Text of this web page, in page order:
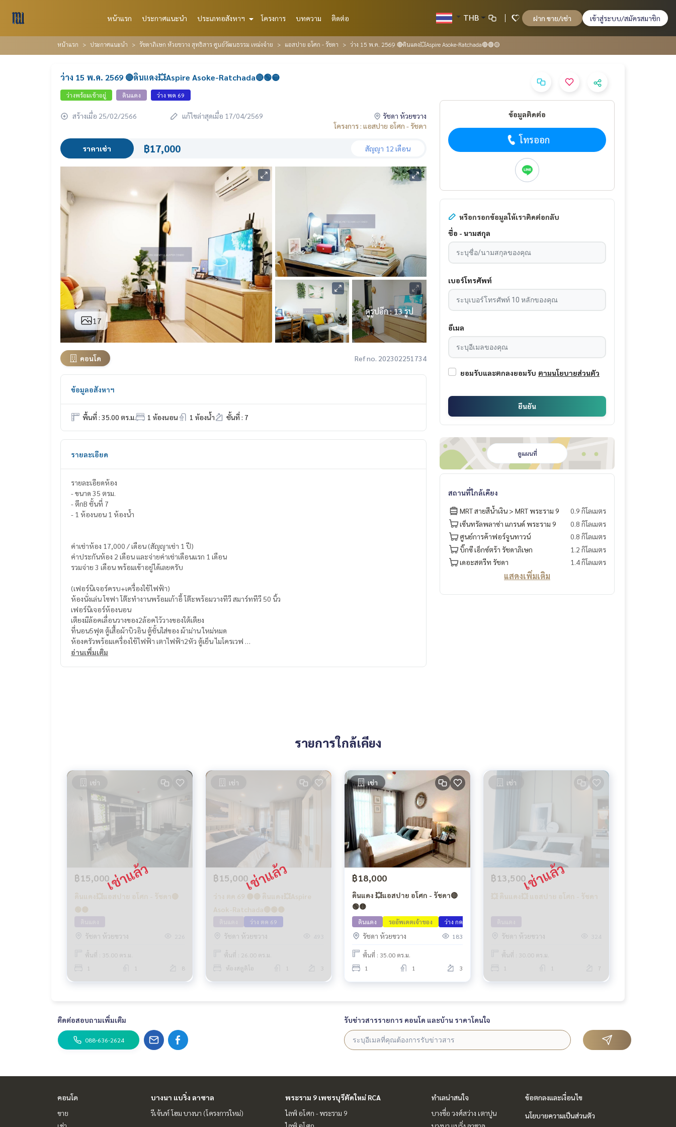
หน้าแรก ประกาศแนะนำ ประเภทอสังหาฯ โครงการ บทความ ติดต่อ THB ฝาก ขาย/เช่า เข้าสู่ระบบ/สมัครสมาชิก
หน้าแรก ประกาศแนะนำ รัชดาภิเษก ห้วยขวาง สุทธิสาร ศูนย์วัฒนธรรม เหม่งจ๋าย แอสปาย อโศก - รัชดา ว่าง 15 พ.ค. 2569 🔴ดินแดง💥Aspire Asoke-Ratchada🔴🟢🟡
ว่าง 15 พ.ค. 2569 🔴ดินแดง💥Aspire Asoke-Ratchada🔴🟢🟡
ว่างพร้อมเข้าอยู่ ดินแดง ว่าง พค 69
สร้างเมื่อ 25/02/2566 แก้ไขล่าสุดเมื่อ 17/04/2569
รัชดา ห้วยขวาง
โครงการ : แอสปาย อโศก - รัชดา
ราคาเช่า ฿17,000 สัญญา 12 เดือน
17
ดูรูปอีก : 13 รูป
คอนโด Ref no. 202302251734
ข้อมูลอสังหาฯ
พื้นที่ : 35.00 ตร.ม. 1 ห้องนอน 1 ห้องน้ำ ชั้นที่ : 7
รายละเอียด
รายละเอียดห้อง
- ขนาด 35 ตรม.
- ตึกB ชั้นที่ 7
- 1 ห้องนอน 1 ห้องน้ำ
ค่าเช่าห้อง 17,000 / เดือน (สัญญาเช่า 1 ปี)
ค่าประกันห้อง 2 เดือน และจ่ายค่าเช่าเดือนแรก 1 เดือน
รวมจ่าย 3 เดือน พร้อมเข้าอยู่ได้เลยครับ
(เฟอร์นิเจอร์ครบ+เครื่องใช้ไฟฟ้า)
ห้องนั่งเล่น โซฟา โต๊ะทำงานพร้อมเก้าอี้ โต๊ะพร้อมวางทีวี สมาร์ททีวี 50 นิ้ว
เฟอร์นิเจอร์ห้องนอน
เตียงมีล้อคเลื่อนวางของ2ล้อคไว้วางของใต้เตียง
ที่นอน5ฟุต ตู้เสื้อผ้าบิวอิน ตู้ชั้นใส่ของ ผ้าม่าน ใหม่หมด
ห้องครัวพร้อมเครื่องใช้ไฟฟ้า เตาไฟฟ้า2หัว ตู้เย็น ไมโครเวฟ
ห้องน้ำ เครื่องทำน้ำอุ่น
อ่านเพิ่มเติม
ข้อมูลติดต่อ
โทรออก
หรือกรอกข้อมูลให้เราติดต่อกลับ
ชื่อ - นามสกุล
เบอร์โทรศัพท์
อีเมล
ยอมรับและตกลงยอมรับ ตามนโยบายส่วนตัว
ยืนยัน
ดูแผนที่
สถานที่ใกล้เคียง
MRT สายสีน้ำเงิน > MRT พระราม 9
0.9 กิโลเมตร
เซ็นทรัลพลาซ่า แกรนด์ พระราม 9
0.8 กิโลเมตร
ศูนย์การค้าฟอร์จูนทาวน์
0.8 กิโลเมตร
บิ๊กซี เอ็กซ์ตร้า รัชดาภิเษก
1.2 กิโลเมตร
เดอะสตรีท รัชดา
1.4 กิโลเมตร
แสดงเพิ่มเติม
รายการใกล้เคียง
เช่า
฿15,000
ดินแดง💥แอสปาย อโศก - รัชดา🔴
🟢🟡
รัชดา ห้วยขวาง 226
พื้นที่ : 35.00 ตร.ม.
1
1 8
เช่า
฿15,000
ว่าง ตค 69 🟡🔴 ดินแดง💥Aspire
Asok-Ratchada🔴🟢🟡
ว่าง ตค 69
รัชดา ห้วยขวาง 493
พื้นที่ : 26.00 ตร.ม.
ห้องสตูดิโอ
1 3
เช่า
฿18,000
ดินแดง 💥แอสปาย อโศก - รัชดา🔴
🟢🟡
ดินแดง รออัพเดตเจ้าของ ว่าง กค 69
รัชดา ห้วยขวาง 183
พื้นที่ : 35.00 ตร.ม.
1
1 3
เช่า
฿13,500
💥 ดินแดง💥 แอสปาย อโศก - รัชดา
รัชดา ห้วยขวาง 324
พื้นที่ : 30.00 ตร.ม.
1
1 7
ติดต่อสอบถามเพิ่มเติม
088-636-2624
รับข่าวสารรายการ คอนโด และบ้าน ราคาโดนใจ
คอนโด
ขาย
บางนา แบริ่ง ลาซาล
รีเจ้นท์ โฮม บางนา (โครงการใหม่)
พระราม 9 เพชรบุรีตัดใหม่ RCA
ไลฟ์ อโศก - พระราม 9
ทำเลน่าสนใจ
บางซื่อ วงศ์สว่าง เตาปูน
ข้อตกลงและเงื่อนไข
นโยบายความเป็นส่วนตัว